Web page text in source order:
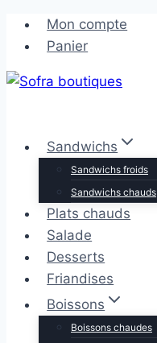
Aller
contenu
Aller
contenu
Mon compte
Panier
Sandwichs
Sandwichs froids
Sandwichs chauds
Plats chauds
Salade
Desserts
Friandises
Boissons
Boissons chaudes